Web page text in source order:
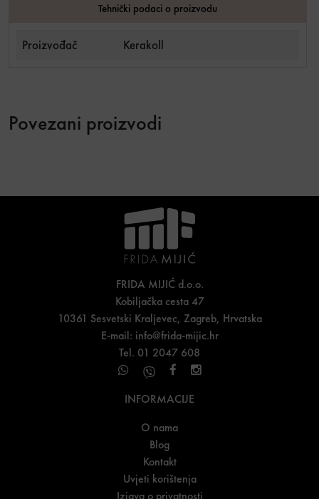
Tehnički podaci o proizvodu
Proizvođač Kerakoll
Povezani proizvodi
FRIDA MIJIĆ d.o.o.
Kobiljačka cesta 47
10361 Sesvetski Kraljevec, Zagreb, Hrvatska
E-mail: info@frida-mijic.hr
Tel. 01 2047 608
INFORMACIJE
O nama
Blog
Kontakt
Uvjeti korištenja